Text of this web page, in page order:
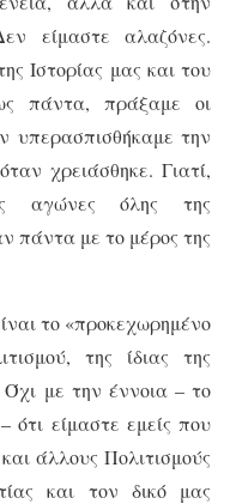
είμαστε αλαζόνες.
Ιστορίας μας και του
πάντα, πράξαμε οι
υπερασπισθήκαμε την
χρειάσθηκε. Γιατί,
αγώνες όλης της
πάντα με το μέρος της
το «προκεχωρημένο
της ίδιας της
με την έννοια – το
είμαστε εμείς που
άλλους Πολιτισμούς
και τον δικό μας